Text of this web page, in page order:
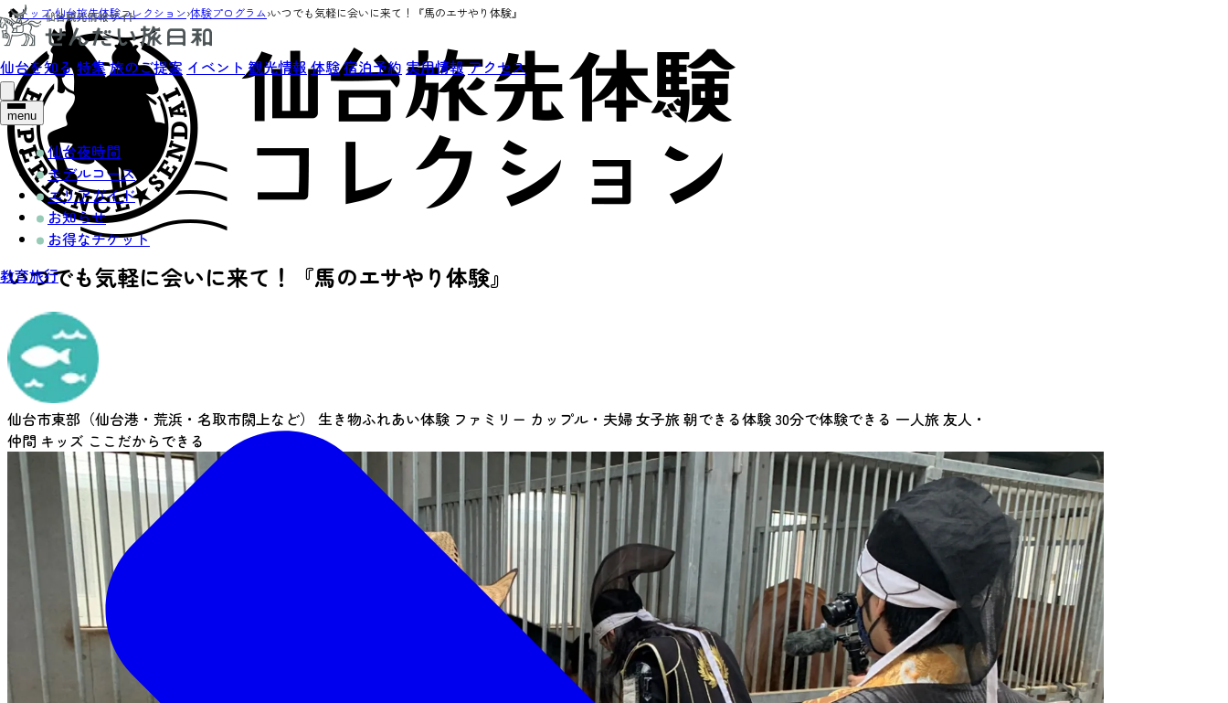
仙台を知る特集旅のご提案 イベント 観光情報 体験宿泊予約 実用情報アクセス
menu
仙台夜時間
モデルコース
エリアガイド
お知らせ
お得なチケット
教育旅行
トップ›仙台旅先体験コレクション›体験プログラム›いつでも気軽に会いに来て！『馬のエサやり体験』
いつでも気軽に会いに来て！『馬のエサやり体験』
仙台市東部（仙台港・荒浜・名取市閖上など） 生き物ふれあい体験 ファミリー カップル・夫婦女子旅朝できる体験 30分で体験できる 一人旅友人・
仲間 キッズ ここだからできる